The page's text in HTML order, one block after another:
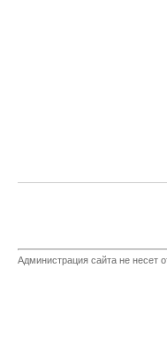
Администрация сайта не несет